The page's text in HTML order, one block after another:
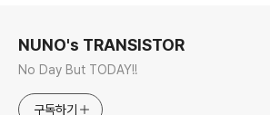
NUNO's TRANSISTOR
No Day But TODAY!!
구독하기